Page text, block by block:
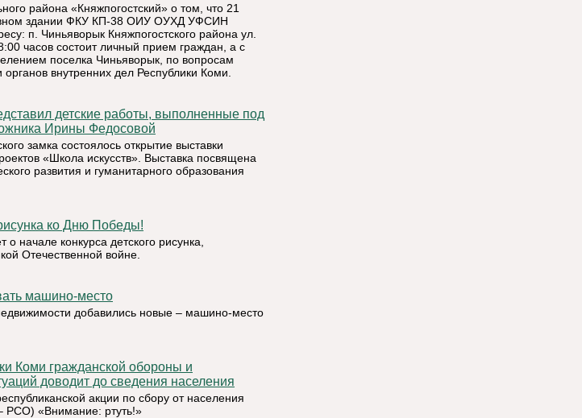
района «Княжпогостский» о том, что 21
здании ФКУ КП-38 ОИУ ОУХД УФСИН
п. Чиньяворык Княжпогостского района ул.
часов состоит личный прием граждан, а с
поселка Чиньяворык, по вопросам
внутренних дел Республики Коми.
Ирины Федосовой
замка состоялось открытие выставки
«Школа искусств». Выставка посвящена
развития и гуманитарного образования
рисунка ко Дню Победы!
начале конкурса детского рисунка,
Отечественной войне.
машино-место
добавились новые – машино-место
доводит до сведения населения
акции по сбору от населения
РСО) «Внимание: ртуть!»